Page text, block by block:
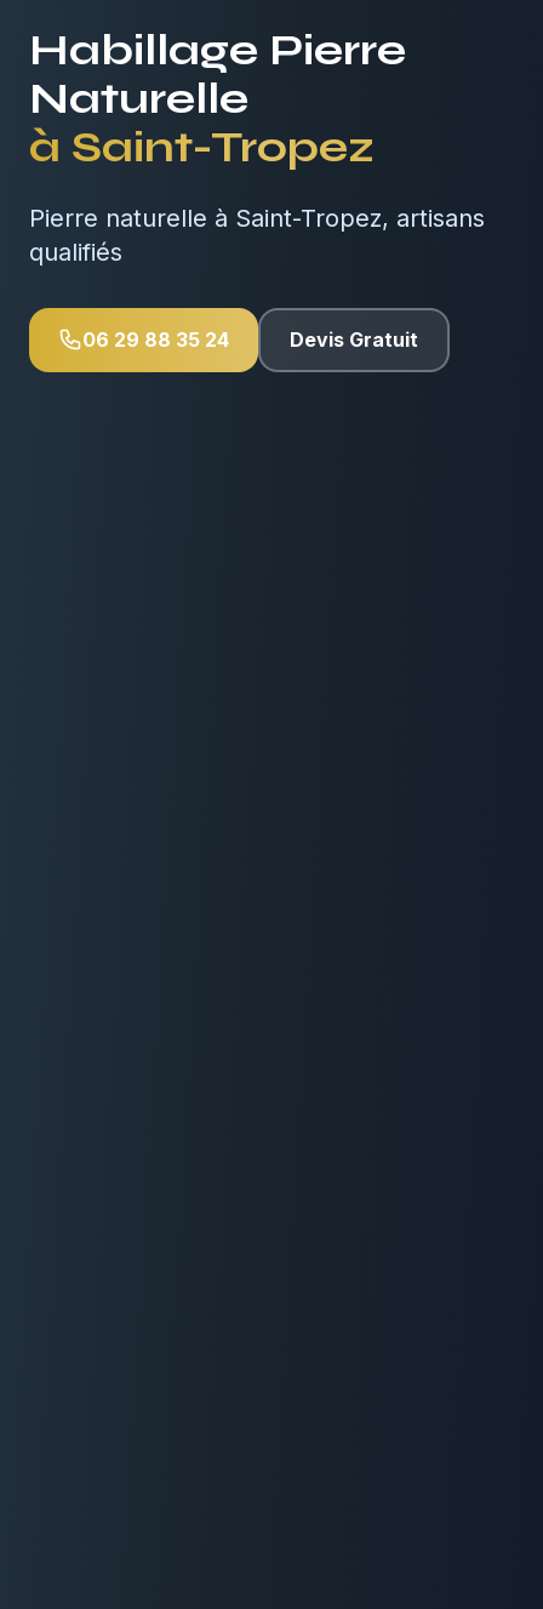
Habillage Pierre
Naturelle
à Saint-Tropez
Pierre naturelle à Saint-Tropez, artisans
qualifiés
06 29 88 35 24 Devis Gratuit